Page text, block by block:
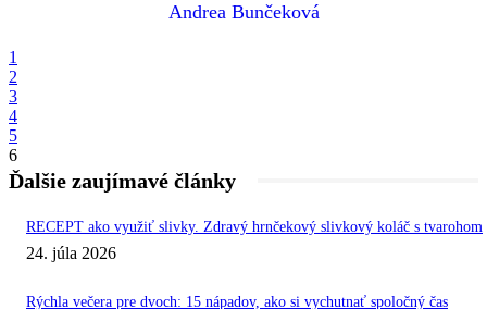
Andrea Bunčeková
1
2
3
4
5
6
Ďalšie zaujímavé články
RECEPT ako využiť slivky. Zdravý hrnčekový slivkový koláč s tvarohom
24. júla 2026
Rýchla večera pre dvoch: 15 nápadov, ako si vychutnať spoločný čas